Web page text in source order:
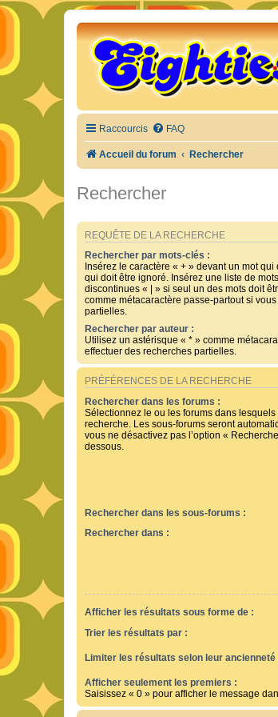
Raccourcis FAQ
Accueil du forum Rechercher
Rechercher
REQUÊTE DE LA RECHERCHE
Rechercher par mots-clés :
Insérez le caractère « + » devant un mot
qui doit être ignoré. Insérez une liste de
discontinues « | » si seul un des mots doit
comme métacaractère passe-partout si
partielles.
Rechercher par auteur :
Utilisez un astérisque « * » comme
effectuer des recherches partielles.
PRÉFÉRENCES DE LA RECHERCHE
Rechercher dans les forums :
Sélectionnez le ou les forums dans
recherche. Les sous-forums seront
vous ne désactivez pas l’option «
dessous.
Rechercher dans les sous-forums :
Rechercher dans :
Afficher les résultats sous forme de :
Trier les résultats par :
Limiter les résultats selon leur ancienneté
Afficher seulement les premiers :
Saisissez « 0 » pour afficher le message